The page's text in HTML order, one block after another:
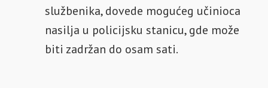
službenika, dovede mogućeg učinioca
nasilja u policijsku stanicu, gde može
biti zadržan do osam sati.